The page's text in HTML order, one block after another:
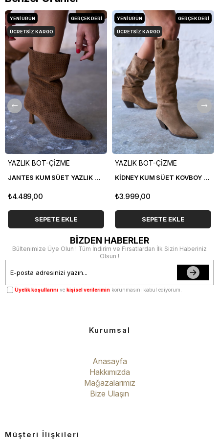
YAZLIK BOT-ÇİZME
JANTES KUM SÜET YAZLIK ÇİZME
₺4.489,00
SEPETE EKLE
YENI ÜRÜN
ÜCRETSIZ KARGO
GERÇEK DERİ
YAZLIK BOT-ÇİZME
KİDNEY KUM SÜET KOVBOY ÇİZME
₺3.999,00
SEPETE EKLE
YENI ÜRÜN
ÜCRETSIZ KARGO
GERÇEK DERİ
BİZDEN HABERLER
Bültenimize Üye Olun ! Tüm İndirim ve Fırsatlardan İlk Sizin Haberiniz
Olsun !
Üyelik koşullarını ve kişisel verilerimin korunmasını kabul ediyorum.
Kurumsal
Anasayfa
Hakkımızda
Mağazalarımız
Bize Ulaşın
Müşteri İlişkileri